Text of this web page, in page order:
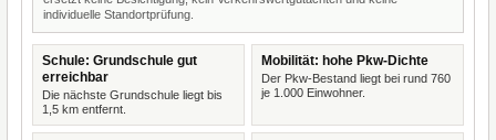
individuelle Standortprüfung.
Schule: Grundschule gut
erreichbar
Die nächste Grundschule liegt bis
1,5 km entfernt.
Mobilität: hohe Pkw-Dichte
Der Pkw-Bestand liegt bei rund 760
je 1.000 Einwohner.